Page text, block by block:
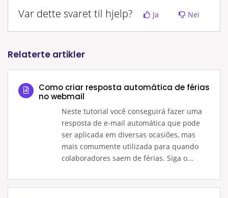
Var dette svaret til hjelp? Ja Nei
Relaterte artikler
Como criar resposta automática de férias
no webmail
Neste tutorial você conseguirá fazer uma
resposta de e-mail automática que pode
ser aplicada em diversas ocasiões, mas
mais comumente utilizada para quando
colaboradores saem de férias. Siga o...